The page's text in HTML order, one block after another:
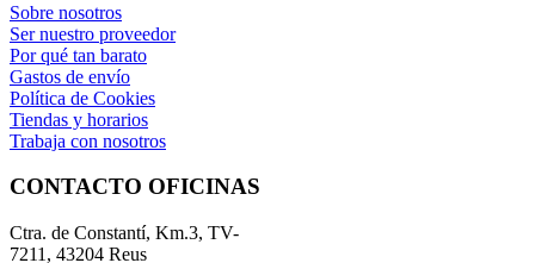
Sobre nosotros
Ser nuestro proveedor
Por qué tan barato
Gastos de envío
Política de Cookies
Tiendas y horarios
Trabaja con nosotros
CONTACTO OFICINAS
Ctra. de Constantí, Km.3, TV-
7211, 43204 Reus